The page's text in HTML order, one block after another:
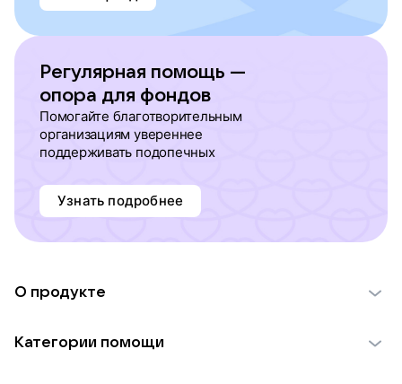
Регулярная помощь —
опора для фондов
Помогайте благотворительным
организациям увереннее
поддерживать подопечных
Узнать подробнее
О продукте
Категории помощи